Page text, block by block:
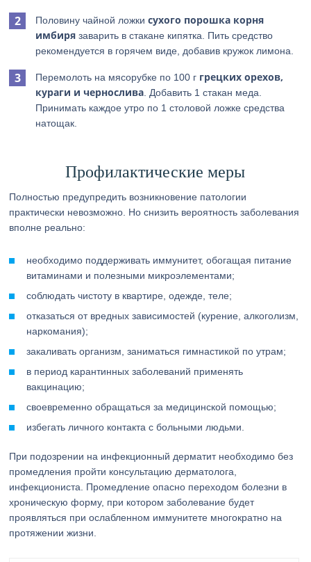
Половину чайной ложкисухого порошка корня
имбиря заварить в стакане кипятка. Пить средство
рекомендуется в горячем виде, добавив кружок лимона.
Перемолоть на мясорубке по 100 г грецких орехов,
кураги и чернослива . Добавить 1 стакан меда.
Принимать каждое утро по 1 столовой ложке средства
натощак.
Профилактические меры
Полностью предупредить возникновение патологии
практически невозможно. Но снизить вероятность заболевания
вполне реально:
необходимо поддерживать иммунитет, обогащая питание
витаминами и полезными микроэлементами;
соблюдать чистоту в квартире, одежде, теле;
отказаться от вредных зависимостей (курение, алкоголизм,
наркомания);
закаливать организм, заниматься гимнастикой по утрам;
в период карантинных заболеваний применять
вакцинацию;
своевременно обращаться за медицинской помощью;
избегать личного контакта с больными людьми.
При подозрении на инфекционный дерматит необходимо без
промедления пройти консультацию дерматолога,
инфекциониста. Промедление опасно переходом болезни в
хроническую форму, при котором заболевание будет
проявляться при ослабленном иммунитете многократно на
протяжении жизни.